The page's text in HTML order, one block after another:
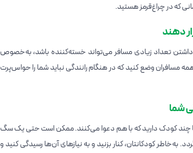
که در چراغ‌قرمز هستید.
دهند
داشتن تعداد زیادی مسافر می‌تواند خسته‌کننده باشد، به‌خصوص
وضع کنید که در هنگام رانندگی نباید شما را حواس‌پرت
شما
چند کودک دارید که با هم دعوا می‌کنند. ممکن است حتی یک سگ
به‌خاطر کودکانتان، کنار بزنید و به نیازهای آن‌ها رسیدگی کنید و